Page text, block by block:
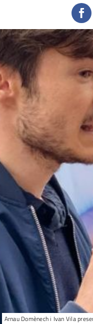
Arnau Domènech i Ivan Vila